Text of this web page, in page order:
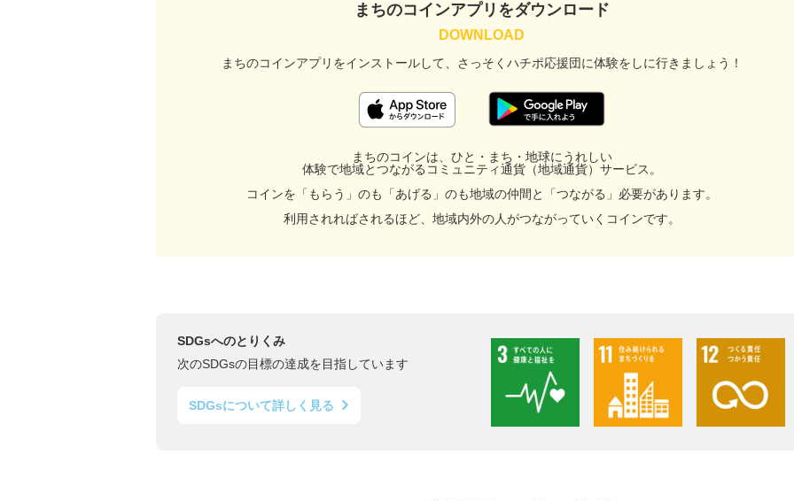
facebook
メール
URLをコピー
まちのコインアプリをダウンロード
まちのコインアプリをインストールして、 さっそくハチポ応援団に体験をしに行きましょう！
まちのコインは、ひと・まち・地球にうれしい
体験で地域とつながるコミュニティ通貨（地域通貨）サービス。
コインを「もらう」のも「あげる」のも地域の仲間と「つながる」必要があります。
利用されればされるほど、地域内外の人がつながっていくコインです。
SDGsへのとりくみ
次のSDGsの目標の達成を目指しています
SDGsについて詳しく見る